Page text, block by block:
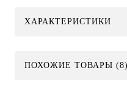
ХАРАКТЕРИСТИКИ
ПОХОЖИЕ ТОВАРЫ (8)